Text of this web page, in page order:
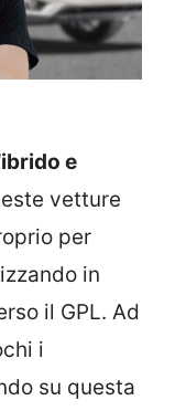
e
vetture
per
in
il GPL. Ad
i
su questa